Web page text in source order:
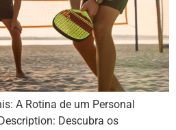
A Rotina de um Personal
Descubra os